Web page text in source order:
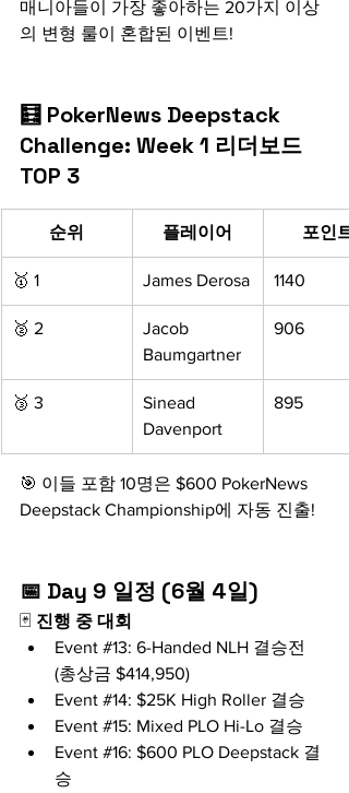
매니아들이 가장 좋아하는 20가지 이상
의 변형 룰이 혼합된 이벤트!
🧮 PokerNews Deepstack
Challenge: Week 1 리더보드
TOP 3
순위 플레이어 포인트
🥇 1 James Derosa 1140
🥈 2
Jacob
Baumgartner
906
🥉 3
Sinead
Davenport
895
🎯 이들 포함 10명은 $600 PokerNews
Deepstack Championship에 자동 진출!
📅 Day 9 일정 (6월 4일)
🃏 진행 중 대회
Event #13: 6-Handed NLH 결승전
(총상금 $414,950)
Event #14: $25K High Roller 결승
Event #15: Mixed PLO Hi-Lo 결승
Event #16: $600 PLO Deepstack 결
승